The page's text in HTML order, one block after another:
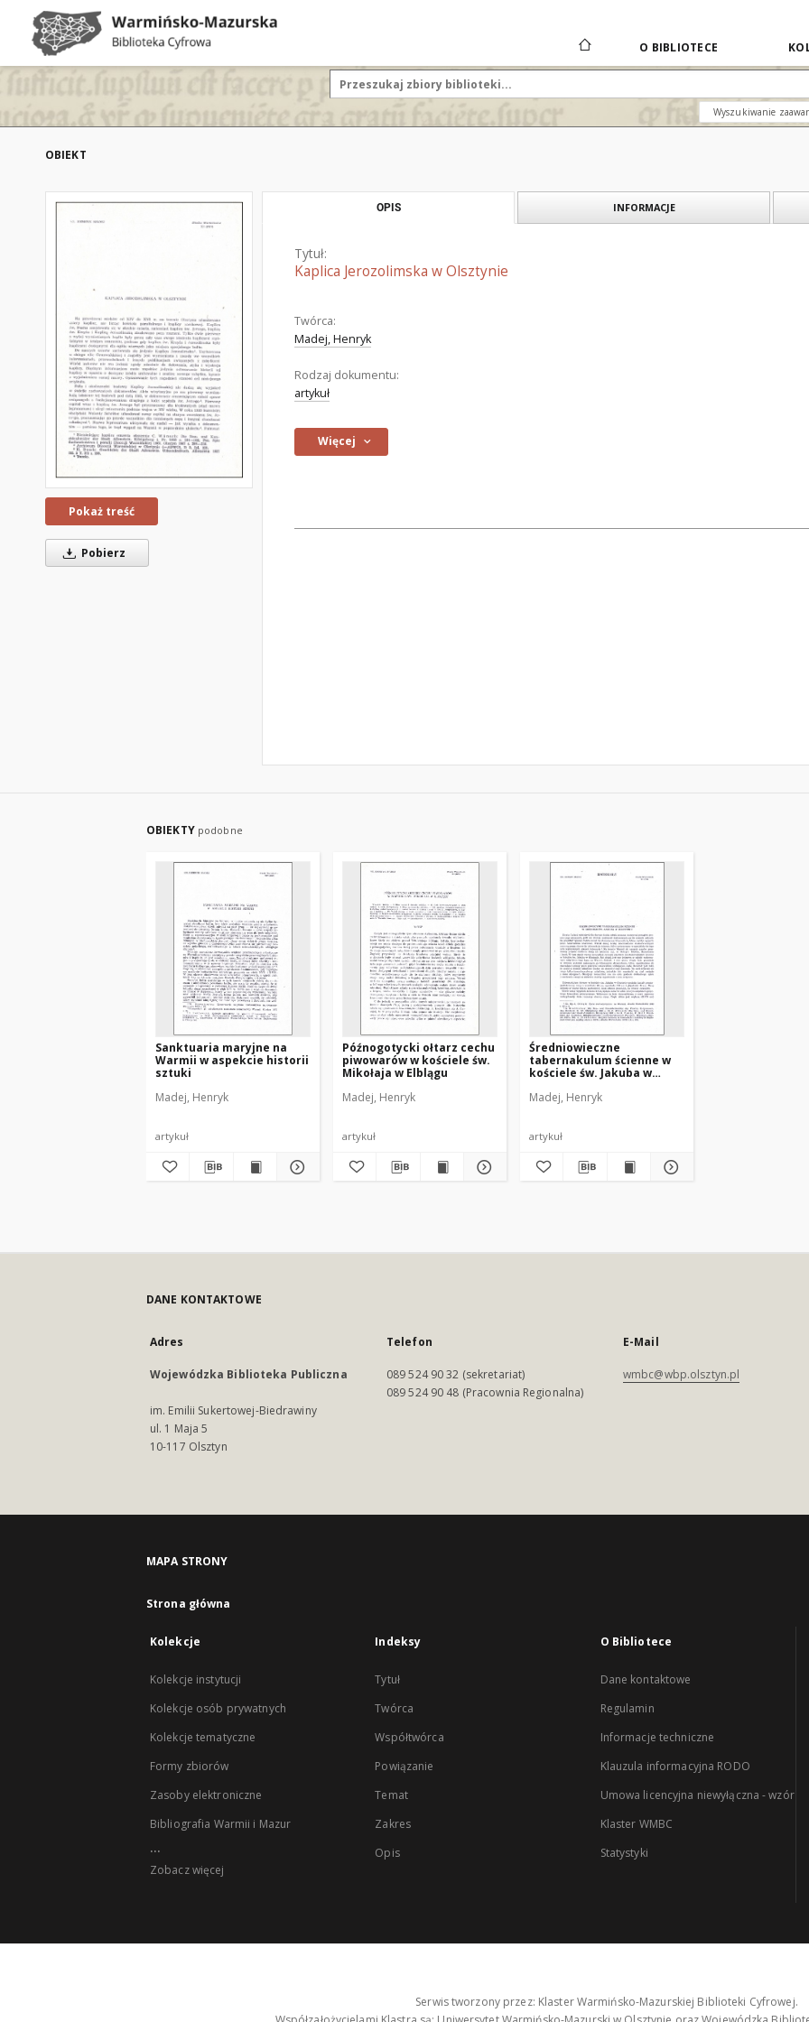
O BIBLIOTECE
Wyszukiwanie
OBIEKT
Pokaż treść
Pobierz
OPIS INFORMACJE
Tytuł:
Kaplica Jerozolimska w Olsztynie
Twórca:
Madej, Henryk
Rodzaj dokumentu:
artykuł
Więcej
OBIEKTY podobne
Sanktuaria maryjne na
Warmii w aspekcie historii
sztuki
Madej, Henryk
artykuł
Późnogotycki ołtarz cechu
piwowarów w kościele św.
Mikołaja w Elblągu
Madej, Henryk
artykuł
Średniowieczne
tabernakulum ścienne w
kościele św. Jakuba w
Madej, Henryk
artykuł
DANE KONTAKTOWE
Adres
Wojewódzka Biblioteka Publiczna
im. Emilii Sukertowej-Biedrawiny
ul. 1 Maja 5
10-117 Olsztyn
Telefon
089 524 90 32 (sekretariat)
089 524 90 48 (Pracownia Regionalna)
E-Mail
wmbc@wbp.olsztyn.pl
MAPA STRONY
Strona główna
Kolekcje
Kolekcje instytucji
Kolekcje osób prywatnych
Kolekcje tematyczne
Formy zbiorów
Zasoby elektroniczne
Bibliografia Warmii i Mazur
...
Zobacz więcej
Indeksy
Tytuł
Twórca
Współtwórca
Powiązanie
Temat
Zakres
Opis
O Bibliotece
Dane kontaktowe
Regulamin
Informacje techniczne
Klauzula informacyjna RODO
Umowa licencyjna niewyłączna - wzór
Klaster WMBC
Statystyki
Serwis tworzony przez: Klaster Warmińsko-Mazurskiej Biblioteki Cyfrowej.